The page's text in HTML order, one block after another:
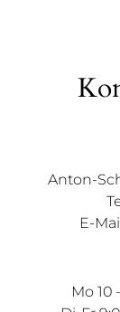
Anton-
E-
Mo 10